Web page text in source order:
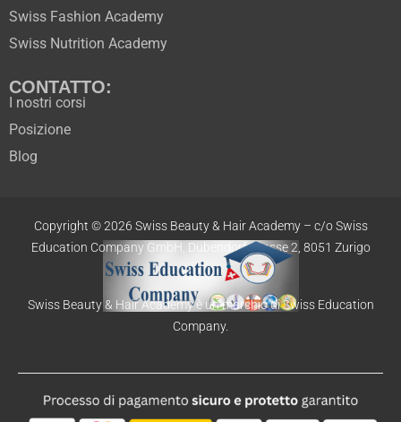
Swiss Fashion Academy
Swiss Nutrition Academy
CONTATTO:
I nostri corsi
Posizione
Blog
Copyright © 2026 Swiss Beauty & Hair Academy – c/o Swiss
Education Company GmbH, Dübendorfstrasse 2, 8051 Zurigo
Swiss Beauty & Hair Academy è un marchio di Swiss Education
Company.